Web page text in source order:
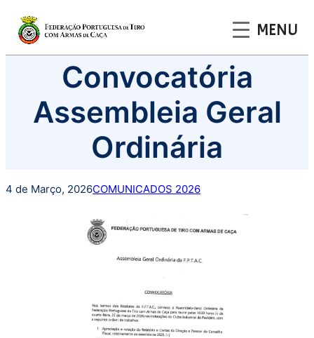
MENU
conteúdo
Convocatória
Assembleia Geral
Ordinária
4 de Março, 2026COMUNICADOS 2026